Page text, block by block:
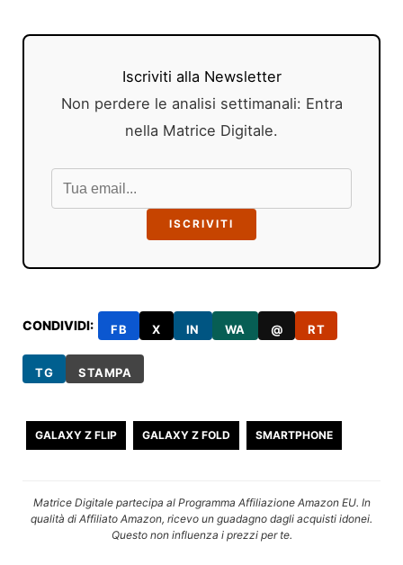
Iscriviti alla Newsletter
Non perdere le analisi settimanali: Entra
nella Matrice Digitale.
ISCRIVITI
CONDIVIDI: FB X IN WA @ RT
TG STAMPA
GALAXY Z FLIP GALAXY Z FOLD SMARTPHONE
Matrice Digitale partecipa al Programma Affiliazione Amazon EU. In
qualità di Affiliato Amazon, ricevo un guadagno dagli acquisti idonei.
Questo non influenza i prezzi per te.